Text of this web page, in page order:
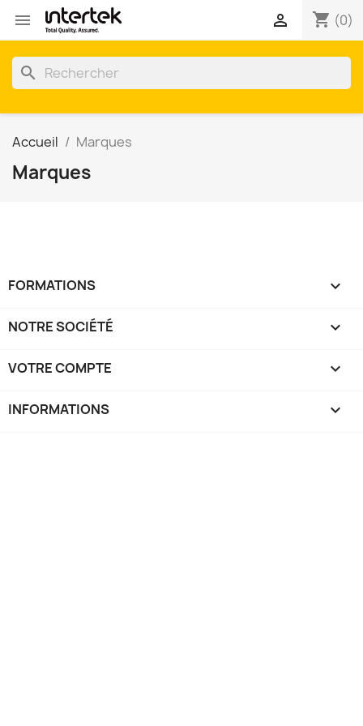
 shopping_cart (0)

search
Accueil Marques
Marques
FORMATIONS 
NOTRE SOCIÉTÉ 
VOTRE COMPTE 
INFORMATIONS keyboard_arrow_down